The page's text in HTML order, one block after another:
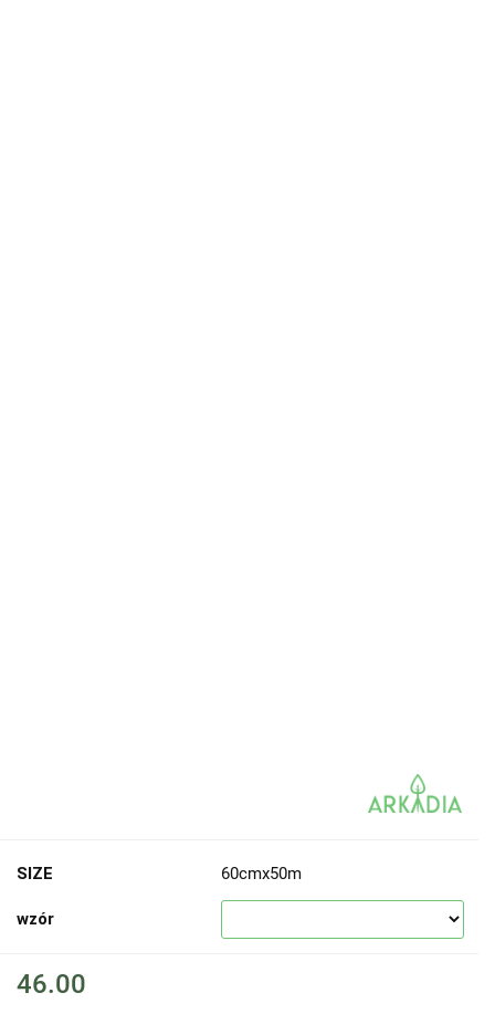
SIZE 60cmx50m
wzór
46.00